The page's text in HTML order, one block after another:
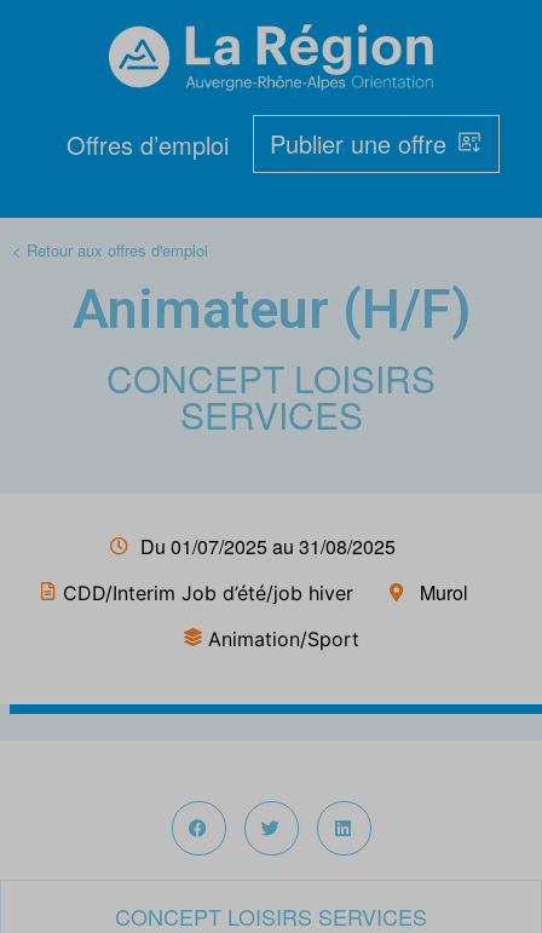
Offres d’emploi Publier une offre
< Retour aux offres d'emploi
Animateur (H/F)
CONCEPT LOISIRS
SERVICES
Du 01/07/2025 au 31/08/2025
CDD/Interim Job d’été/job hiver Murol
Animation/Sport
CONCEPT LOISIRS SERVICES